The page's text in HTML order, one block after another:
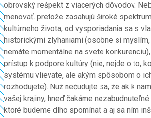
obrovský rešpekt z viacerých dôvodov.
menovať, pretože zasahujú široké
kultúrneho života, od vysporiadania sa s
historickými zlyhaniami (osobne si
nemáte momentálne na svete
prístup k podpore kultúry (nie, nejde o to,
systému vlievate, ale akým spôsobom o
rozhodujete). Nuž nečudujte sa, že ak k
vašej krajiny, hneď čakáme
ktoré budeme dlho spomínať a aj sa ním